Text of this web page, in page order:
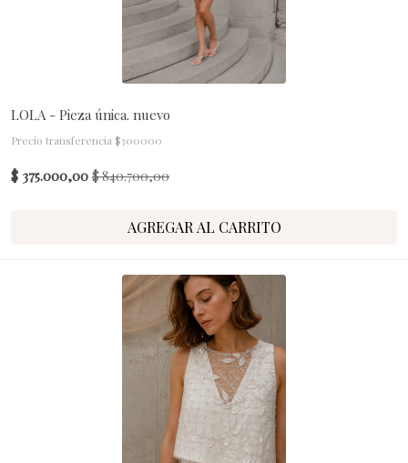
LOLA - Pieza única. nuevo
Precio transferencia $300000
$ 375.000,00 $ 840.700,00
AGREGAR AL CARRITO